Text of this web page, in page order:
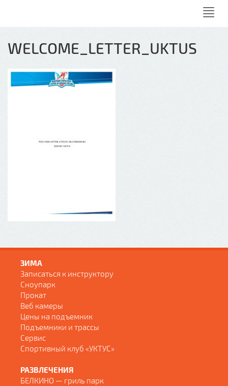
WELCOME_LETTER_UKTUS
ЗИМА
Записаться к инструктору
Сноупарк
Прокат
Веб камеры
Цены на подъемник
Подъемники и трассы
Сервис
Спортивный клуб «УКТУС»
РАЗВЛЕЧЕНИЯ
БЕЛКИНО — гриль парк